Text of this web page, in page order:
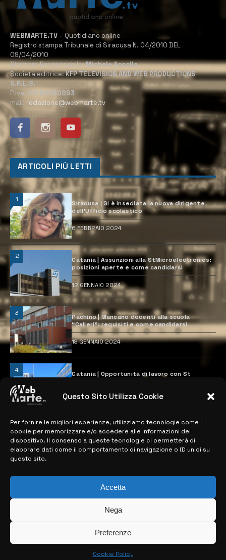
Questo Sito Utilizza Cookie
Per fornire le migliori esperienze, utilizziamo tecnologie come i
cookie per memorizzare e/o accedere alle informazioni del
dispositivo. Il consenso a queste tecnologie ci permetterà di
elaborare dati come il comportamento di navigazione o ID unici su
questo sito.
Accetta
Nega
Preferenze
Cookie Policy
WEBMARTE.TV – Quotidiano online
Registro stampa Tribunale di Siracusa N. 04/2010 DEL
09/04/2010
Direttore Responsabile:Michele Accolla
Società editrice:KFP TELEVISION AND WEB PRODUCTIONS
S.R.L.S.
P.Iva: 02184950893
mail: redazione@webmarte.tv
ARTICOLI PIÙ LETTI
1
Siracusa | Si è insediata la nuova dirigente
dell’Ufficio scolastico
6 FEBBRAIO 2024
2
Catania | Assunzioni alla StMicroelectronics:
posizioni aperte e come candidarsi
12 GENNAIO 2024
3
Pachino | Mancano docenti alla scuola
“Calleri”: requisiti e come candidarsi
18 GENNAIO 2024
4
Catania | Opportunità di lavoro con St
28 MARZO 2024
MAPPA DEL SITO
> NOTIZIE
> CONTATTI